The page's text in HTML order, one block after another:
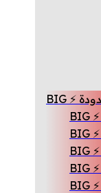
BIG SALE – خصم 25% لفترة محدودة ⚡ BIG
SALE – خصم 25% لفترة محدودة ⚡ BIG
SALE – خصم 25% لفترة محدودة ⚡ BIG
SALE – خصم 25% لفترة محدودة ⚡ BIG
SALE – خصم 25% لفترة محدودة ⚡ BIG
SALE – خصم 25% لفترة محدودة ⚡ BIG